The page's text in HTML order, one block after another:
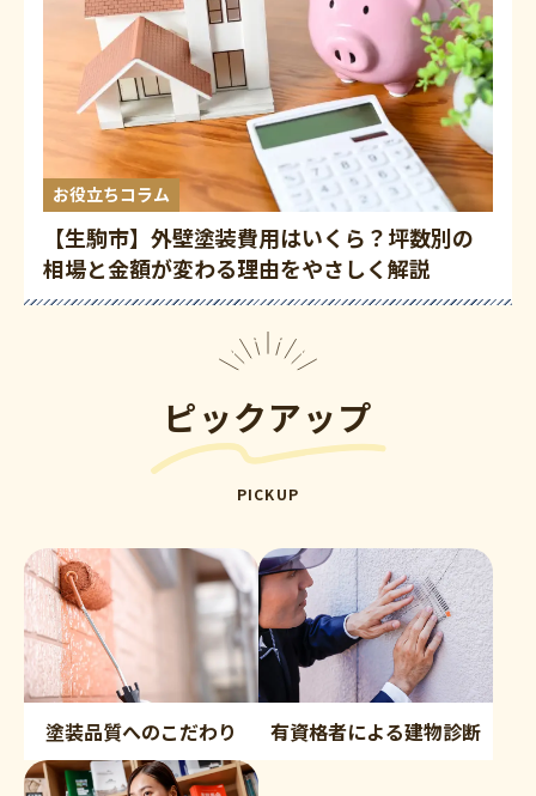
お役立ちコラム
【生駒市】外壁塗装費用はいくら？坪数別の
相場と金額が変わる理由をやさしく解説
ピックアップ
PICKUP
塗装品質へのこだわり 有資格者による建物診断